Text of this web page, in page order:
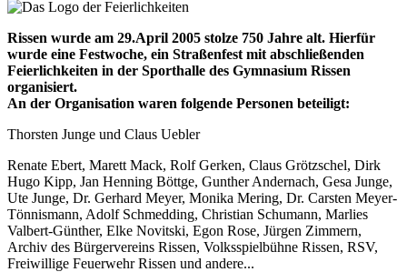
Rissen wurde am 29.April 2005 stolze 750 Jahre alt. Hierfür
wurde eine Festwoche, ein Straßenfest mit abschließenden
Feierlichkeiten in der Sporthalle des Gymnasium Rissen
organisiert.
An der Organisation waren folgende Personen beteiligt:
Thorsten Junge und Claus Uebler
Renate Ebert, Marett Mack, Rolf Gerken, Claus Grötzschel, Dirk
Hugo Kipp, Jan Henning Böttge, Gunther Andernach, Gesa Junge,
Ute Junge, Dr. Gerhard Meyer, Monika Mering, Dr. Carsten Meyer-
Tönnismann, Adolf Schmedding, Christian Schumann, Marlies
Valbert-Günther, Elke Novitski, Egon Rose, Jürgen Zimmern,
Archiv des Bürgervereins Rissen, Volksspielbühne Rissen, RSV,
Freiwillige Feuerwehr Rissen und andere...